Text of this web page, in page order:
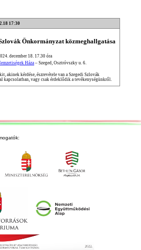
17:30
Önkormányzat közmeghallgatása
december 18. 17.30 óra
Háza – Szeged, Osztróvszky u. 6.
akinek kérdése, észrevétele van a Szegedi Szlovák
kapcsolatban, vagy csak érdeklődik a tevékenységünkről.